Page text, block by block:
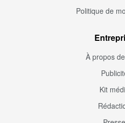
Politique de
À propos
Kit